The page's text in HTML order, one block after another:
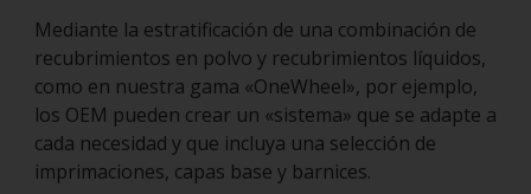
Mediante la estratificación de una combinación de
recubrimientos en polvo y recubrimientos líquidos,
como en nuestra gama «OneWheel», por ejemplo,
los OEM pueden crear un «sistema» que se adapte a
cada necesidad y que incluya una selección de
imprimaciones, capas base y barnices.